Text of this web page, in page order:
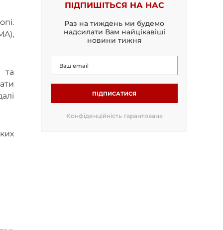
та
ПІДПИШІТЬСЯ НА НАС
Раз на тиждень ми будемо
надсилати Вам найцікавіші
новини тижня
ПІДПИСАТИСЯ
Конфіденційність гарантована